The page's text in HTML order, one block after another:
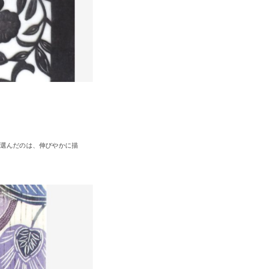
んだのは、伸びやかに描